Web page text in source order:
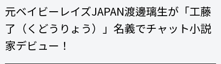
元ベイビーレイズJAPAN渡邊璃生が「工藤
了（くどうりょう）」名義でチャット小説
家デビュー！